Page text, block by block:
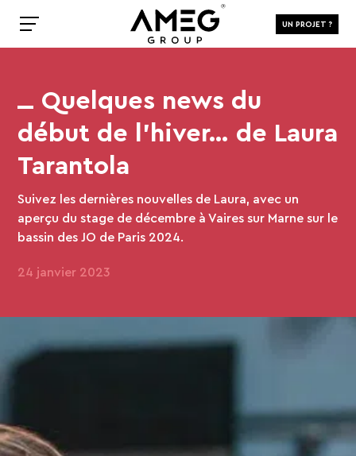
UN PROJET ?
Quelques news du
début de l’hiver… de Laura
Tarantola
Suivez les dernières nouvelles de Laura, avec un
aperçu du stage de décembre à Vaires sur Marne sur le
bassin des JO de Paris 2024.
24 janvier 2023